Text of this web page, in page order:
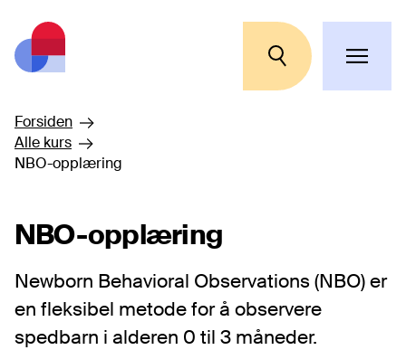
Hopp til hovedinnhold
Forsiden
Alle kurs
NBO-opplæring
NBO-opplæring
Newborn Behavioral Observations (NBO) er
en fleksibel metode for å observere
spedbarn i alderen 0 til 3 måneder.